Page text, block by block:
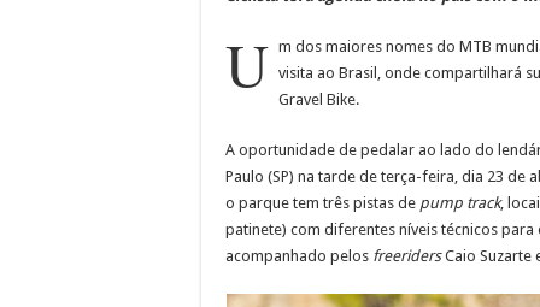
U m dos maiores nomes do MTB
visita ao Brasil, onde compartilhará
Gravel Bike.
A oportunidade de pedalar ao lado do
Paulo (SP) na tarde de terça-feira, dia 23 de
o parque tem três pistas de pump track,
patinete) com diferentes níveis técnicos
acompanhado pelos freeridersCaio Suzarte